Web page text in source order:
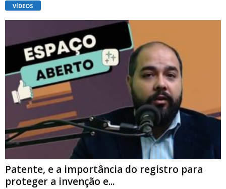
VÍDEOS
Patente, e a importância do registro para
proteger a invenção e...